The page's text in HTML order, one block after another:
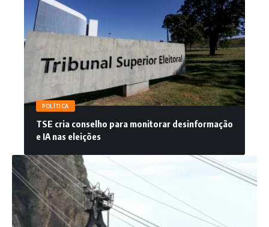
POLÍTICA
TSE cria conselho para monitorar desinformação
e IA nas eleições